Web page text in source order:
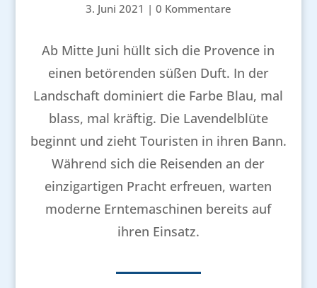
3. Juni 2021 | 0 Kommentare
Ab Mitte Juni hüllt sich die Provence in
einen betörenden süßen Duft. In der
Landschaft dominiert die Farbe Blau, mal
blass, mal kräftig. Die Lavendelblüte
beginnt und zieht Touristen in ihren Bann.
Während sich die Reisenden an der
einzigartigen Pracht erfreuen, warten
moderne Erntemaschinen bereits auf
ihren Einsatz.